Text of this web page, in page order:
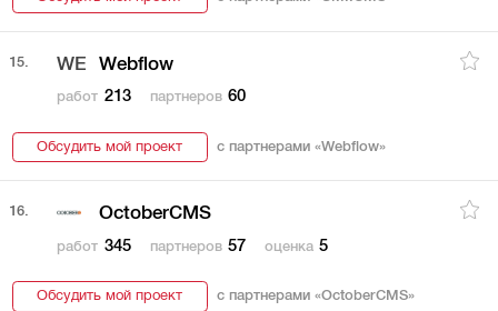
15. WE Webflow
работ 213 партнеров 60
Обсудить мой проект с партнерами «Webflow»
16. OctoberCMS
работ 345 партнеров 57 оценка 5
Обсудить мой проект с партнерами «OctoberCMS»